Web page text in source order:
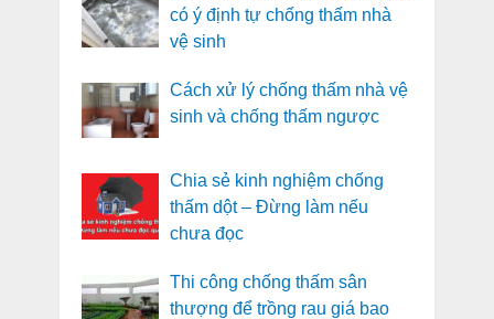
có ý định tự chống thấm nhà
vệ sinh
Cách xử lý chống thấm nhà vệ
sinh và chống thấm ngược
Chia sẻ kinh nghiệm chống
thấm dột – Đừng làm nếu
chưa đọc
Thi công chống thấm sân
thượng để trồng rau giá bao